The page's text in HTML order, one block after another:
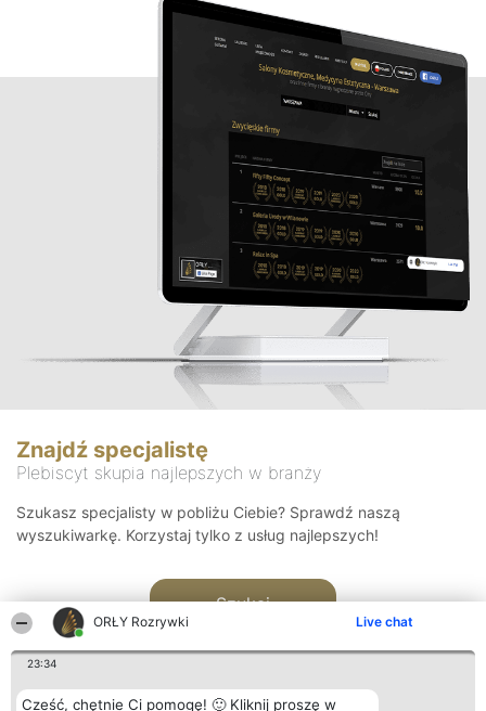
ORŁY Rozrywki Live chat
23:34
Cześć, chętnie Ci pomogę! 🙂 Kliknij proszę w
Znajdź specjalistę
Plebiscyt skupia najlepszych w branży
Szukasz specjalisty w pobliżu Ciebie? Sprawdź naszą
wyszukiwarkę. Korzystaj tylko z usług najlepszych!
Szukaj